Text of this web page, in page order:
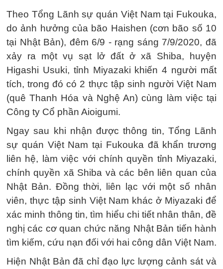
Theo Tổng Lãnh sự quán Việt Nam tại Fukouka,
do ảnh hưởng của bão Haishen (cơn bão số 10
tại Nhật Bản), đêm 6/9 - rạng sáng 7/9/2020, đã
xảy ra một vụ sạt lở đất ở xã Shiba, huyện
Higashi Usuki, tỉnh Miyazaki khiến 4 người mất
tích, trong đó có 2 thực tập sinh người Việt Nam
(quê Thanh Hóa và Nghệ An) cùng làm việc tại
Công ty Cổ phần Aioigumi.
Ngay sau khi nhận được thông tin, Tổng Lãnh
sự quán Việt Nam tại Fukouka đã khẩn trương
liên hệ, làm việc với chính quyền tỉnh Miyazaki,
chính quyền xã Shiba và các bên liên quan của
Nhật Bản. Đồng thời, liên lạc với một số nhân
viên, thực tập sinh Việt Nam khác ở Miyazaki để
xác minh thông tin, tìm hiểu chi tiết nhân thân, đề
nghị các cơ quan chức năng Nhật Bản tiến hành
tìm kiếm, cứu nạn đối với hai công dân Việt Nam.
Hiện Nhật Bản đã chỉ đạo lực lượng cảnh sát và